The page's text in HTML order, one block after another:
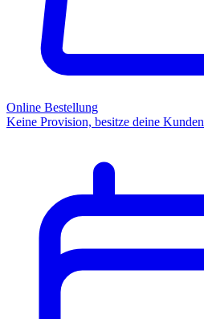
Online Bestellung
Keine Provision, besitze deine Kunden